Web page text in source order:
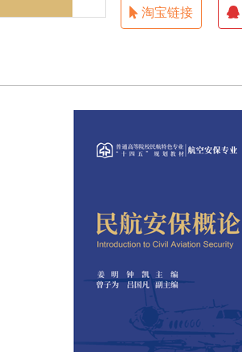
淘宝链接